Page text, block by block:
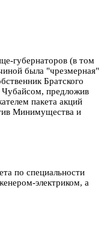
губернаторов (в том
была "чрезмерная"
Братского
Чубайсом, предложив
пакета акций
Минимущества и
по специальности
электриком, а